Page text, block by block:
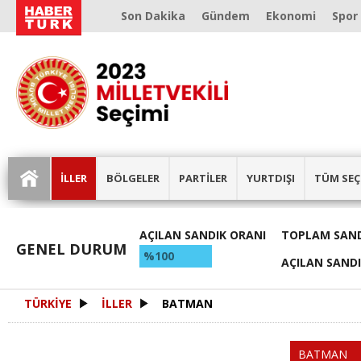
Son Dakika Gündem Ekonomi Spor
İLLER BÖLGELER PARTİLER YURTDIŞI TÜM
GENEL DURUM
AÇILAN SANDIK ORANI
%100
TOPLAM
AÇILAN
TÜRKİYE İLLER BATMAN
BATMAN